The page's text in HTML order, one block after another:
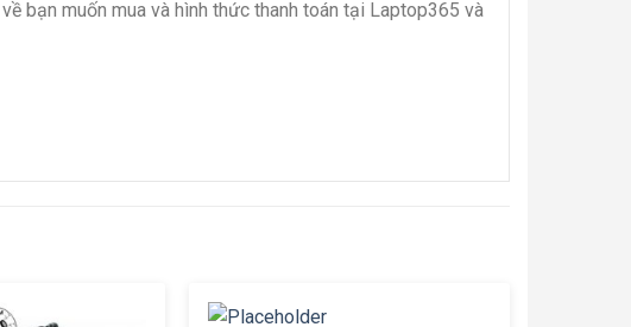
bạn muốn mua và hình thức thanh toán tại Laptop365 và